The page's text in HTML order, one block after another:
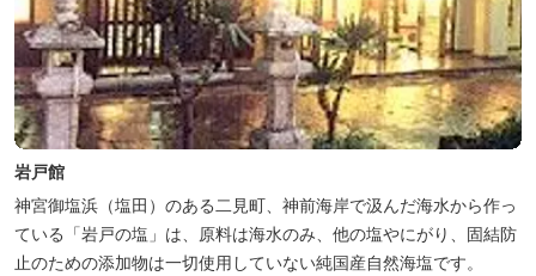
岩戸館
神宮御塩浜（塩田）のある二見町、神前海岸で汲んだ海水から作っ
ている「岩戸の塩」は、原料は海水のみ、他の塩やにがり、固結防
止のための添加物は一切使用していない純国産自然海塩です。